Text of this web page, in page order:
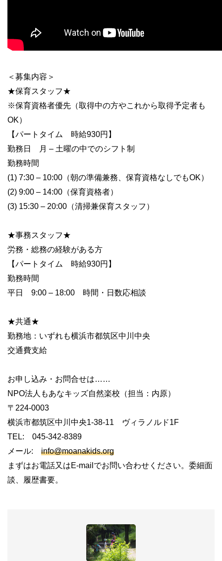
＜募集内容＞
★保育スタッフ★
※保育資格者優先（取得中の方やこれから取得予定者も
OK）
【パートタイム 時給930円】
勤務日 月 – 土曜の中でのシフト制
勤務時間
(1) 7:30 – 10:00（朝の準備兼務、保育資格なしでもOK）
(2) 9:00 – 14:00（保育資格者）
(3) 15:30 – 20:00（清掃兼保育スタッフ）
★事務スタッフ★
労務・総務の経験がある方
【パートタイム 時給930円】
勤務時間
平日 9:00 – 18:00 時間・日数応相談
★共通★
勤務地：いずれも横浜市都筑区中川中央
交通費支給
お申し込み・お問合せは……
NPO法人もあなキッズ自然楽校（担当：内原）
〒224-0003
横浜市都筑区中川中央1-38-11 ヴィラノルド1F
TEL: 045-342-8389
メール: info@moanakids.org
まずはお電話又はE-mailでお問い合わせください。委細面
談、履歴書要。